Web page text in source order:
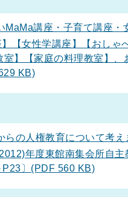
MaMa講座・子育て講座
【女性学講座】【おしゃ
】【家庭の料理教室】
KB)
らの人権教育について考
年度東館南集会所自
P23〕(PDF 560 KB)